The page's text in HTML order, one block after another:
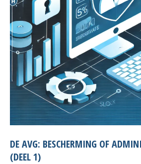
DE AVG: BESCHERMING OF
(DEEL 1)